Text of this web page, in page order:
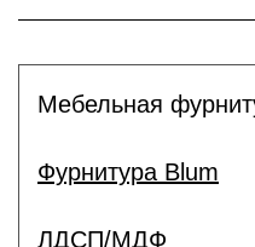
Мебельная
Фурнитура Blum
ЛДСП/МДФ